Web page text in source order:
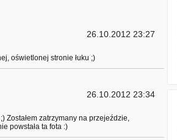
26.10.2012 23:27
oświetlonej stronie łuku ;)
26.10.2012 23:34
Zostałem zatrzymany na przejeździe,
powstała ta fota :)